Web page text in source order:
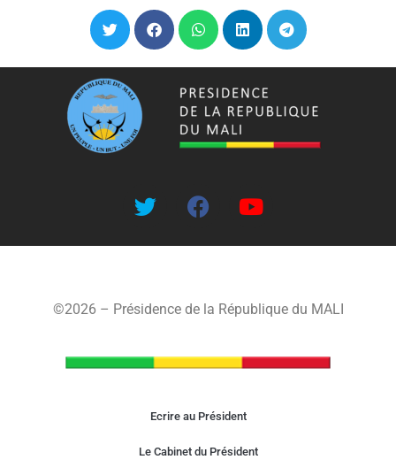
©2026 – Présidence de la République du MALI
Ecrire au Président
Le Cabinet du Président